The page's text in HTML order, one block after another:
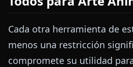
Cada otra herramienta de
menos una restricción
compromete su utilidad